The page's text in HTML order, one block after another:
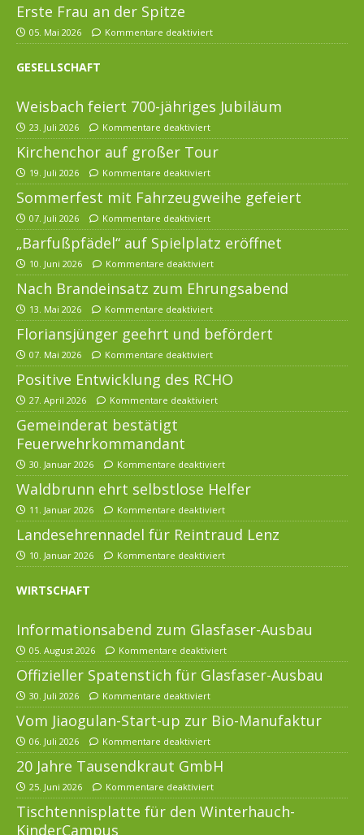
Erste Frau an der Spitze
05. Mai 2026 Kommentare deaktiviert
GESELLSCHAFT
Weisbach feiert 700-jähriges Jubiläum
23. Juli 2026 Kommentare deaktiviert
Kirchenchor auf großer Tour
19. Juli 2026 Kommentare deaktiviert
Sommerfest mit Fahrzeugweihe gefeiert
07. Juli 2026 Kommentare deaktiviert
„Barfußpfädel“ auf Spielplatz eröffnet
10. Juni 2026 Kommentare deaktiviert
Nach Brandeinsatz zum Ehrungsabend
13. Mai 2026 Kommentare deaktiviert
Floriansjünger geehrt und befördert
07. Mai 2026 Kommentare deaktiviert
Positive Entwicklung des RCHO
27. April 2026 Kommentare deaktiviert
Gemeinderat bestätigt
Feuerwehrkommandant
30. Januar 2026 Kommentare deaktiviert
Waldbrunn ehrt selbstlose Helfer
11. Januar 2026 Kommentare deaktiviert
Landesehrennadel für Reintraud Lenz
10. Januar 2026 Kommentare deaktiviert
WIRTSCHAFT
Informationsabend zum Glasfaser-Ausbau
05. August 2026 Kommentare deaktiviert
Offizieller Spatenstich für Glasfaser-Ausbau
30. Juli 2026 Kommentare deaktiviert
Vom Jiaogulan-Start-up zur Bio-Manufaktur
06. Juli 2026 Kommentare deaktiviert
20 Jahre Tausendkraut GmbH
25. Juni 2026 Kommentare deaktiviert
Tischtennisplatte für den Winterhauch-
KinderCampus